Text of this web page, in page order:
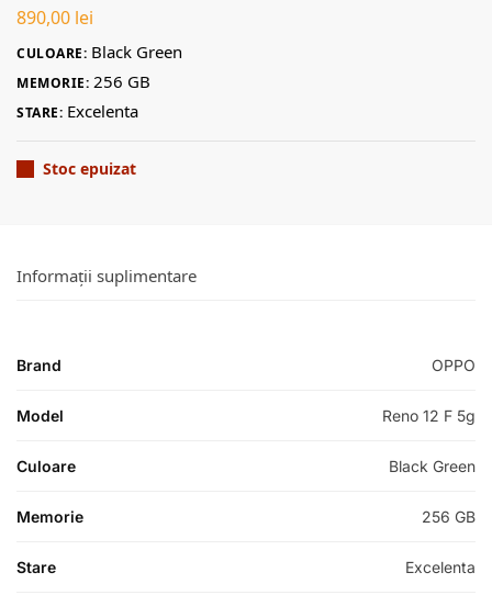
890,00 lei
CULOARE: Black Green
MEMORIE: 256 GB
STARE: Excelenta
Stoc epuizat
Informații suplimentare
Brand OPPO
Model Reno 12 F 5g
Culoare Black Green
Memorie 256 GB
Stare Excelenta